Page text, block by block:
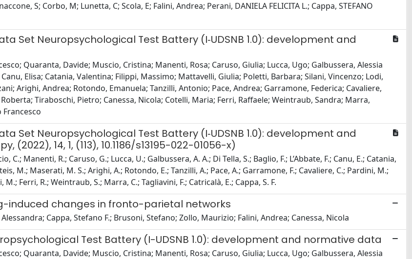
S; Corbo, M; Lunetta, C; Scola, E; Falini, Andrea; Perani, DANIELA FELICITA L.; Cappa, STEFANO
Set Neuropsychological Test Battery (I‑UDSNB 1.0): development and
Quaranta, Davide; Muscio, Cristina; Manenti, Rosa; Caruso, Giulia; Lucca, Ugo; Galbussera, Alessia
Elisa; Catania, Valentina; Filippi, Massimo; Mattavelli, Giulia; Poletti, Barbara; Silani, Vincenzo; Lodi,
Arighi, Andrea; Rotondo, Emanuela; Tanzilli, Antonio; Pace, Andrea; Garramone, Federica; Cavaliere,
Tiraboschi, Pietro; Canessa, Nicola; Cotelli, Maria; Ferri, Raffaele; Weintraub, Sandra; Marra,
Francesco
Set Neuropsychological Test Battery (I‑UDSNB 1.0): development and
14, 1, (113), 10.1186/s13195-022-01056-x)
C.; Manenti, R.; Caruso, G.; Lucca, U.; Galbussera, A. A.; Di Tella, S.; Baglio, F.; L’Abbate, F.; Canu, E.; Catania,
M.; Maserati, M. S.; Arighi, A.; Rotondo, E.; Tanzilli, A.; Pace, A.; Garramone, F.; Cavaliere, C.; Pardini, M.;
Ferri, R.; Weintraub, S.; Marra, C.; Tagliavini, F.; Catricalà, E.; Cappa, S. F.
induced changes in fronto-parietal networks
Cappa, Stefano F.; Brusoni, Stefano; Zollo, Maurizio; Falini, Andrea; Canessa, Nicola
Test Battery (I-UDSNB 1.0): development and normative data
Quaranta, Davide; Muscio, Cristina; Manenti, Rosa; Caruso, Giulia; Lucca, Ugo; Galbussera, Alessia